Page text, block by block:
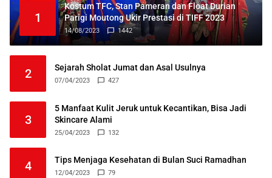
1
Kostum TFC, Stan Pameran dan Float Durian
Parigi Moutong Ukir Prestasi di TIFF 2023
14/08/2023 1442
2 Sejarah Sholat Jumat dan Asal Usulnya
07/04/2023 427
3
5 Manfaat Kulit Jeruk untuk Kecantikan, Bisa Jadi
Skincare Alami
25/04/2023 132
4 Tips Menjaga Kesehatan di Bulan Suci Ramadhan
12/04/2023 79